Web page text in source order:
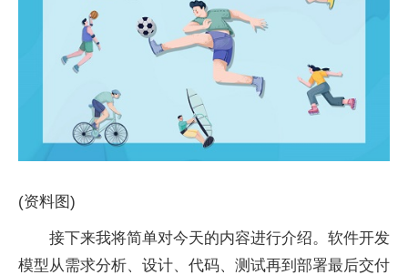
(资料图)
接下来我将简单对今天的内容进行介绍。软件开发
模型从需求分析、设计、代码、测试再到部署最后交付